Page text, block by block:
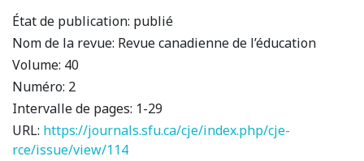
État de publication: publié
Nom de la revue: Revue canadienne de l’éducation
Volume: 40
Numéro: 2
Intervalle de pages: 1-29
URL: https://journals.sfu.ca/cje/index.php/cje-
rce/issue/view/114